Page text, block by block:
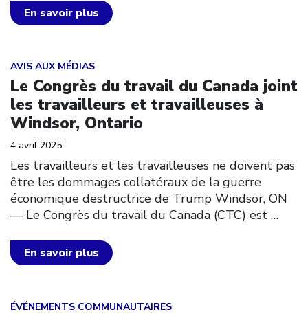
En savoir plus
AVIS AUX MÉDIAS
Le Congrès du travail du Canada joint
les travailleurs et travailleuses à
Windsor, Ontario
4 avril 2025
Les travailleurs et les travailleuses ne doivent pas
être les dommages collatéraux de la guerre
économique destructrice de Trump Windsor, ON
— Le Congrès du travail du Canada (CTC) est …
En savoir plus
Click to open the link
ÉVÉNEMENTS COMMUNAUTAIRES
Click to open the link